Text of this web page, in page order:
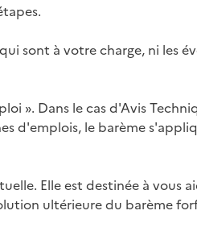
sont à votre charge, ni les
». Dans le cas d'Avis
d'emplois, le barème
Elle est destinée à vous
ultérieure du barème